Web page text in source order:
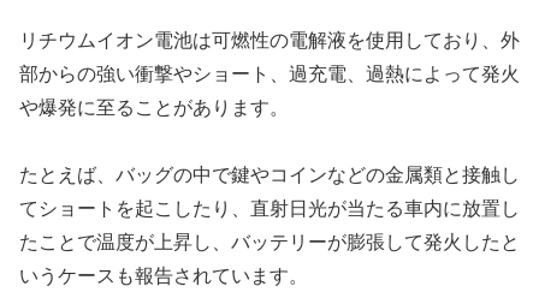
リチウムイオン電池は可燃性の電解液を使用しており、外
部からの強い衝撃やショート、過充電、過熱によって発火
や爆発に至ることがあります。
たとえば、バッグの中で鍵やコインなどの金属類と接触し
てショートを起こしたり、直射日光が当たる車内に放置し
たことで温度が上昇し、バッテリーが膨張して発火したと
いうケースも報告されています。